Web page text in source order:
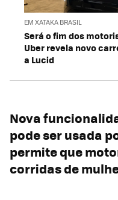
EM XATAKA BRASIL
Será o fim dos
Uber revela novo
a Lucid
Nova
pode ser usada
permite que
corridas de